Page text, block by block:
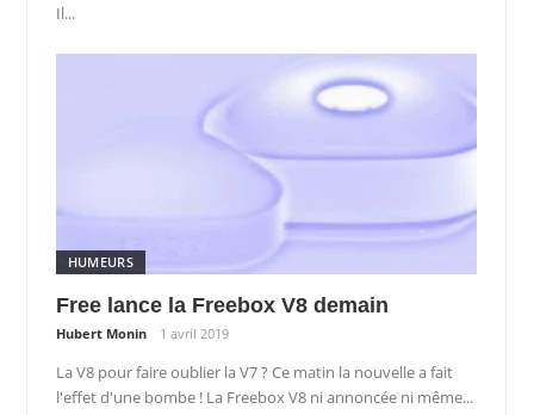
Il...
HUMEURS
Free lance la Freebox V8 demain
Hubert Monin 1 avril 2019
La V8 pour faire oublier la V7 ? Ce matin la nouvelle a fait
l'effet d'une bombe ! La Freebox V8 ni annoncée ni même...